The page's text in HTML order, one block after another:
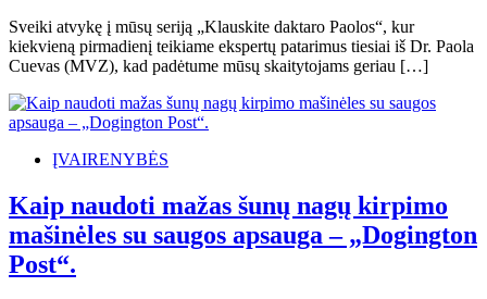
Sveiki atvykę į mūsų seriją „Klauskite daktaro Paolos“, kur
kiekvieną pirmadienį teikiame ekspertų patarimus tiesiai iš Dr. Paola
Cuevas (MVZ), kad padėtume mūsų skaitytojams geriau […]
ĮVAIRENYBĖS
Kaip naudoti mažas šunų nagų kirpimo
mašinėles su saugos apsauga – „Dogington
Post“.